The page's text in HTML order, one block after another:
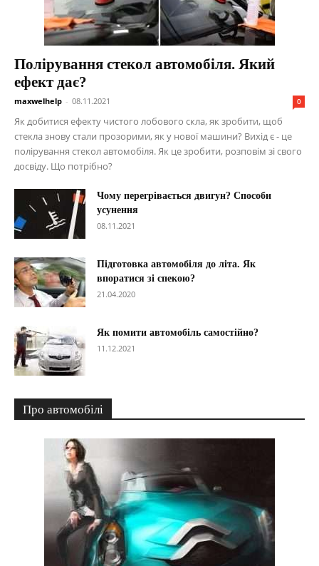
Полірування стекол автомобіля. Який
ефект дає?
maxwelhelp - 08.11.2021 0
Як добитися ефекту чистого лобового скла, як зробити, щоб
стекла знову стали прозорими, як у нової машини? Вихід є - це
полірування стекол автомобіля. Як це зробити, розповім зі свого
досвіду. Що потрібно?
Чому перегрівається двигун? Способи
усунення
08.11.2021
Підготовка автомобіля до літа. Як
впоратися зі спекою?
21.04.2020
Як помити автомобіль самостійно?
11.12.2021
Про автомобілі